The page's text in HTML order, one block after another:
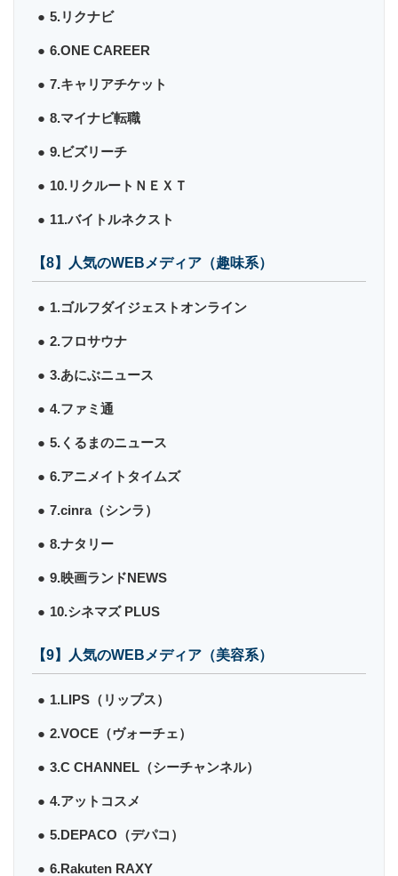
5.リクナビ
6.ONE CAREER
7.キャリアチケット
8.マイナビ転職
9.ビズリーチ
10.リクルートＮＥＸＴ
11.バイトルネクスト
【8】人気のWEBメディア（趣味系）
1.ゴルフダイジェストオンライン
2.フロサウナ
3.あにぶニュース
4.ファミ通
5.くるまのニュース
6.アニメイトタイムズ
7.cinra（シンラ）
8.ナタリー
9.映画ランドNEWS
10.シネマズ PLUS
【9】人気のWEBメディア（美容系）
1.LIPS（リップス）
2.VOCE（ヴォーチェ）
3.C CHANNEL（シーチャンネル）
4.アットコスメ
5.DEPACO（デパコ）
6.Rakuten RAXY